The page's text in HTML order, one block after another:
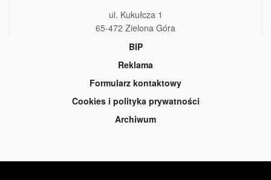
ul. Kukułcza 1
65-472 Zielona Góra
BIP
Reklama
Formularz kontaktowy
Cookies i polityka prywatności
Archiwum